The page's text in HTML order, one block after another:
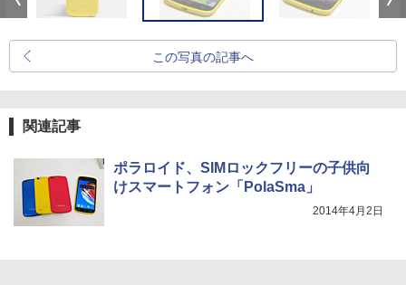
この写真の記事へ
関連記事
ポラロイド、SIMロックフリーの子供向
けスマートフォン「PolaSma」
2014年4月2日